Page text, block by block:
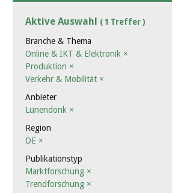
Aktive Auswahl ( 1 Treffer )
Branche & Thema
Online & IKT & Elektronik ×
Produktion ×
Verkehr & Mobilität ×
Anbieter
Lünendonk ×
Region
DE ×
Publikationstyp
Marktforschung ×
Trendforschung ×